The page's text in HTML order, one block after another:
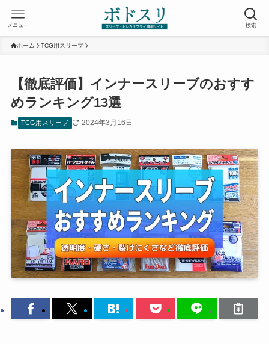
検索
メニュー
ホーム TCG用スリーブ
【徹底評価】インナースリーブのおすす
めランキング13選
TCG用スリーブ 2024年3月16日